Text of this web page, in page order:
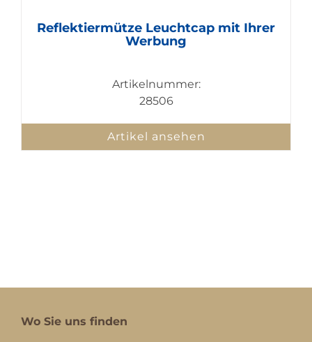
Reflektiermütze Leuchtcap mit Ihrer
Werbung
Artikelnummer:
28506
Artikel ansehen
Wo Sie uns finden